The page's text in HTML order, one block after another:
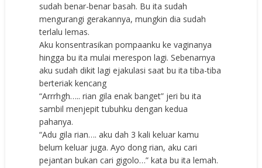
sudah benar-benar basah. Bu ita sudah
mengurangi gerakannya, mungkin dia sudah
terlalu lemas.
Aku konsentrasikan pompaanku ke vaginanya
hingga bu ita mulai merespon lagi. Sebenarnya
aku sudah dikit lagi ejakulasi saat bu ita tiba-tiba
berteriak kencang
“Arrrhgh….. rian gila enak banget” jeri bu ita
sambil menjepit tubuhku dengan kedua
pahanya.
“Adu gila rian…. aku dah 3 kali keluar kamu
belum keluar juga. Ayo dong rian, aku cari
pejantan bukan cari gigolo…” kata bu ita lemah.